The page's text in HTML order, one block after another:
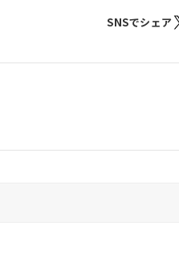
SNSでシェア